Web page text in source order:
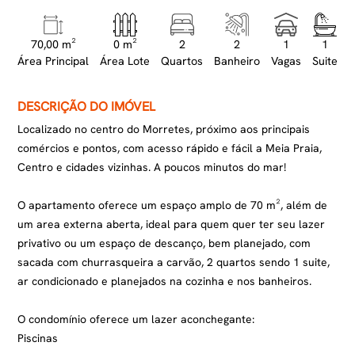
70,00 m²
Área Principal
0 m²
Área Lote
2
Quartos
2
Banheiro
1
Vagas
1
Suite
DESCRIÇÃO DO IMÓVEL
Localizado no centro do Morretes, próximo aos principais
comércios e pontos, com acesso rápido e fácil a Meia Praia,
Centro e cidades vizinhas. A poucos minutos do mar!
O apartamento oferece um espaço amplo de 70 m², além de
um area externa aberta, ideal para quem quer ter seu lazer
privativo ou um espaço de descanço, bem planejado, com
sacada com churrasqueira a carvão, 2 quartos sendo 1 suite,
ar condicionado e planejados na cozinha e nos banheiros.
O condomínio oferece um lazer aconchegante:
Piscinas